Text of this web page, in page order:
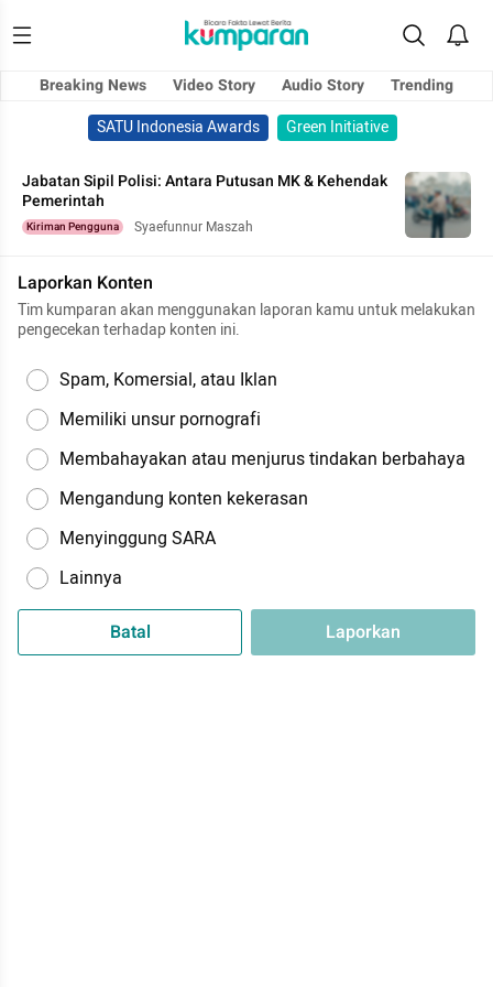
Breaking News Video Story Audio Story
Trending
SATU Indonesia Awards
Green Initiative
Jabatan Sipil Polisi: Antara Putusan MK & Kehendak
Pemerintah
Kiriman Pengguna Syaefunnur Maszah
Laporkan Konten
Tim kumparan akan menggunakan laporan kamu untuk melakukan
pengecekan terhadap konten ini.
Spam, Komersial, atau Iklan
Memiliki unsur pornografi
Membahayakan atau menjurus tindakan berbahaya
Mengandung konten kekerasan
Menyinggung SARA
Lainnya
Batal Laporkan